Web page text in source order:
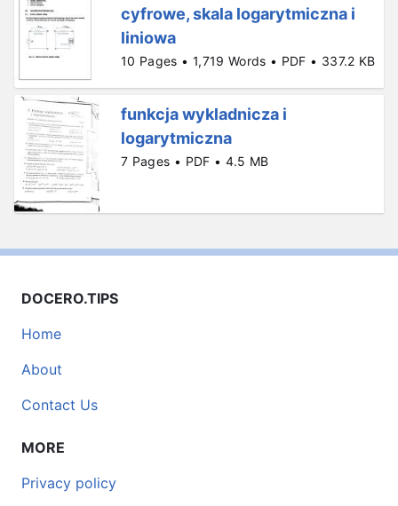
cyfrowe, skala logarytmiczna i
liniowa
10 Pages • 1,719 Words • PDF • 337.2 KB
funkcja wykladnicza i
logarytmiczna
7 Pages • PDF • 4.5 MB
DOCERO.TIPS
Home
About
Contact Us
MORE
Privacy policy